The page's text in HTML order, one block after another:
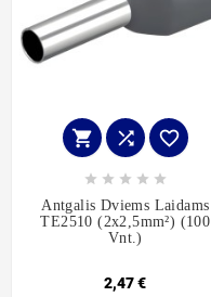
  
    
Antgalis Dviems Laidams
TE2510 (2x2,5mm²) (100
Vnt.)
2,47 €